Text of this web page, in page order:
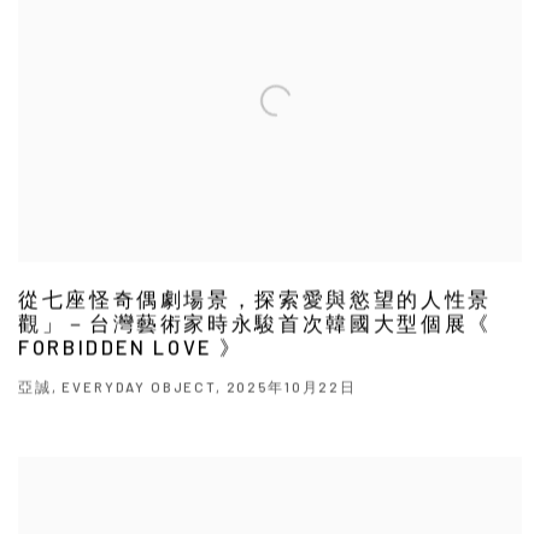
從七座怪奇偶劇場景，探索愛與慾望的人性景
觀」－台灣藝術家時永駿首次韓國大型個展《
FORBIDDEN LOVE 》
亞誠, EVERYDAY OBJECT, 2025年10月22日